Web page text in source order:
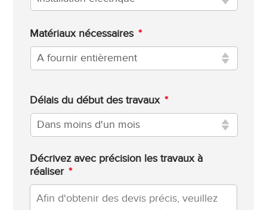
Matériaux nécessaires *
Délais du début des travaux *
Décrivez avec précision les travaux à
réaliser *